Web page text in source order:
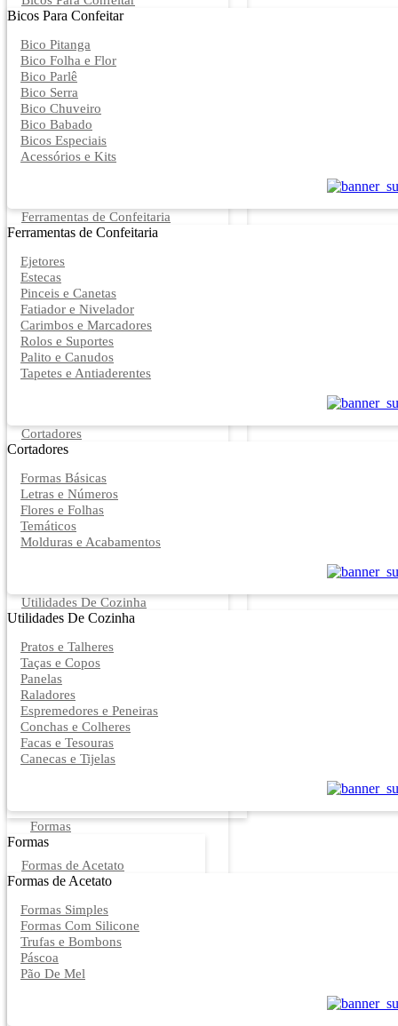
Bicos Para Confeitar
Bico Pitanga
Bico Folha e Flor
Bico Parlê
Bico Serra
Bico Chuveiro
Bico Babado
Bicos Especiais
Acessórios e Kits
Ferramentas de Confeitaria
Ferramentas de Confeitaria
Ejetores
Estecas
Pinceis e Canetas
Fatiador e Nivelador
Carimbos e Marcadores
Rolos e Suportes
Palito e Canudos
Tapetes e Antiaderentes
Cortadores
Cortadores
Formas Básicas
Letras e Números
Flores e Folhas
Temáticos
Molduras e Acabamentos
Utilidades De Cozinha
Utilidades De Cozinha
Pratos e Talheres
Taças e Copos
Panelas
Raladores
Espremedores e Peneiras
Conchas e Colheres
Facas e Tesouras
Canecas e Tijelas
Formas
Formas
Formas de Acetato
Formas de Acetato
Formas Simples
Formas Com Silicone
Trufas e Bombons
Páscoa
Pão De Mel